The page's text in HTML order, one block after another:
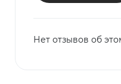
Нет отзывов об